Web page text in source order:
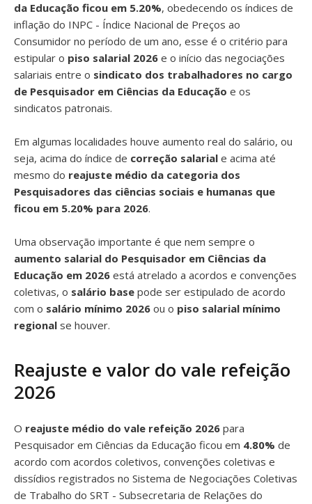
da Educação ficou em 5.20%, obedecendo os índices de
inflação do INPC - Índice Nacional de Preços ao
Consumidor no período de um ano, esse é o critério para
estipular o piso salarial 2026 e o início das negociações
salariais entre o sindicato dos trabalhadores no cargo
de Pesquisador em Ciências da Educação e os
sindicatos patronais.
Em algumas localidades houve aumento real do salário, ou
seja, acima do índice de correção salarial e acima até
mesmo do reajuste médio da categoria dos
Pesquisadores das ciências sociais e humanas que
ficou em 5.20% para 2026.
Uma observação importante é que nem sempre o
aumento salarial do Pesquisador em Ciências da
Educação em 2026 está atrelado a acordos e convenções
coletivas, o salário base pode ser estipulado de acordo
com o salário mínimo 2026 ou o piso salarial mínimo
regional se houver.
Reajuste e valor do vale refeição
2026
O reajuste médio do vale refeição 2026 para
Pesquisador em Ciências da Educação ficou em 4.80% de
acordo com acordos coletivos, convenções coletivas e
dissídios registrados no Sistema de Negociações Coletivas
de Trabalho do SRT - Subsecretaria de Relações do